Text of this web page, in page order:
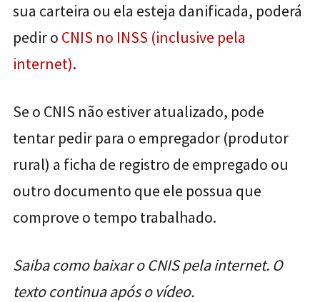
sua carteira ou ela esteja danificada, poderá
pedir o CNIS no INSS (inclusive pela
internet).
Se o CNIS não estiver atualizado, pode
tentar pedir para o empregador (produtor
rural) a ficha de registro de empregado ou
outro documento que ele possua que
comprove o tempo trabalhado.
Saiba como baixar o CNIS pela internet. O
texto continua após o vídeo.